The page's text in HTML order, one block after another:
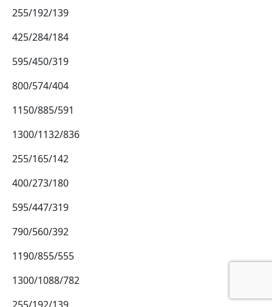
255/192/139
425/284/184
595/450/319
800/574/404
1150/885/591
1300/1132/836
255/165/142
400/273/180
595/447/319
790/560/392
1190/855/555
1300/1088/782